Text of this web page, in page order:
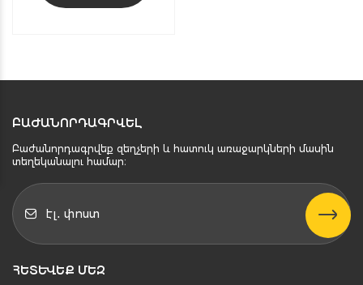
ԲԱԺԱՆՈՐԴԱԳՐՎԵԼ
Բաժանորդագրվեք զեղչերի և հատուկ առաջարկների մասին
տեղեկանալու համար։
ՀԵՏԵՒԵՔ ՄԵԶ